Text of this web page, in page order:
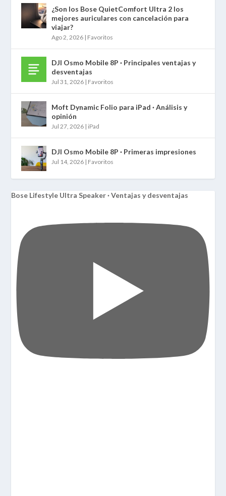
¿Son los Bose QuietComfort Ultra 2 los
mejores auriculares con cancelación para
viajar?
Ago 2, 2026 | Favoritos
DJI Osmo Mobile 8P · Principales ventajas y
desventajas
Jul 31, 2026 | Favoritos
Moft Dynamic Folio para iPad · Análisis y
opinión
Jul 27, 2026 | iPad
DJI Osmo Mobile 8P · Primeras impresiones
Jul 14, 2026 | Favoritos
Bose Lifestyle Ultra Speaker · Ventajas y desventajas